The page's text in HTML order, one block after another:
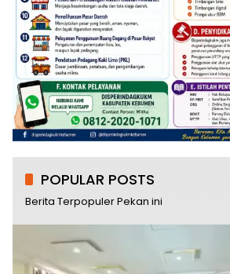
POPULAR POSTS
Berita Terpopuler Pekan ini